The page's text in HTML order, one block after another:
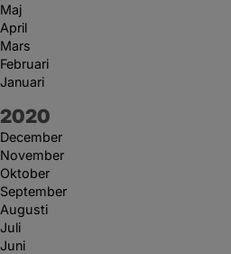
Maj
April
Mars
Februari
Januari
År:
2020
December
November
Oktober
September
Augusti
Juli
Juni